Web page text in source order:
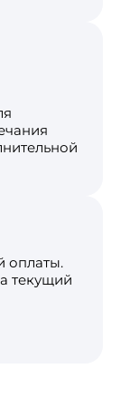
оплаты.
текущий